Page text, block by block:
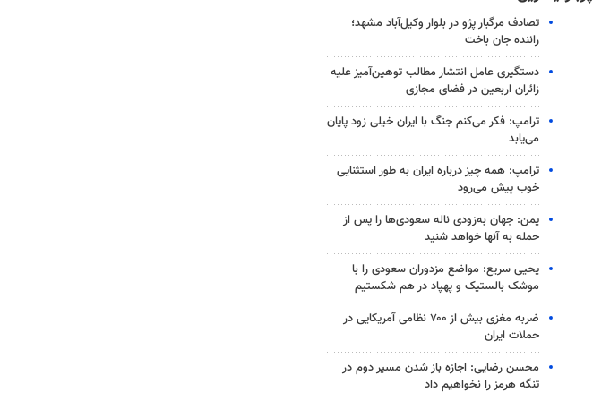
تصادف مرگبار پژو در بلوار وکیل‌آباد مشهد؛
راننده جان باخت
دستگیری عامل انتشار مطالب توهین‌آمیز علیه
زائران اربعین در فضای مجازی
ترامپ: فکر می‌کنم جنگ با ایران خیلی زود پایان
می‌یابد
ترامپ: همه چیز درباره ایران به طور استثنایی
خوب پیش می‌رود
یمن: جهان به‌زودی ناله سعودی‌ها را پس از
حمله به آنها خواهد شنید
یحیی سریع: مواضع مزدوران سعودی را با
موشک بالستیک و پهپاد در هم شکستیم
ضربه مغزی بیش از ۷۰۰ نظامی آمریکایی در
حملات ایران
محسن رضایی: اجازه باز شدن مسیر دوم در
تنگه هرمز را نخواهیم داد